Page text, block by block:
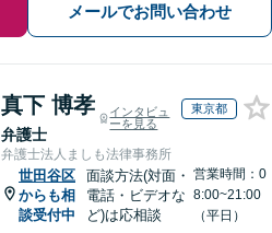
メールでお問い合わせ
真下 博孝
弁護士
インタビュ
ーを見る
東京都
弁護士法人ましも法律事務所
世田谷区
からも相
談受付中
面談方法(対面・
電話・ビデオな
ど)は応相談
営業時間：0
8:00~21:00
（平日）